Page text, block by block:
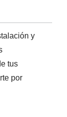
y
tus
por